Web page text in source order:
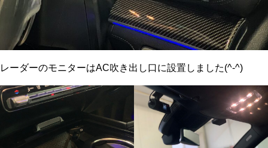
レーダーのモニターはAC吹き出し口に設置しました(^-^)